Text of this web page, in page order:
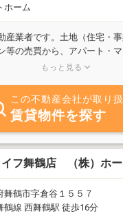
ホーム
産業者です。土地（住宅・
等の売買から、アパート・
極駐車場などの賃貸物件まで
い等の具体的な御相談や、相
ましては、御希望日時を事前
ページでは、月極駐車場等も
もっと見る
この不動産会社が取り
賃貸物件を探す
イフ舞鶴店 （株）ホ
舞鶴市字倉谷１５５７
鶴線 西舞鶴駅 徒歩16分